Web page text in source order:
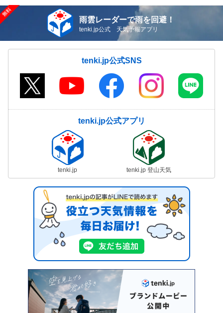
雨雲レーダーで雨を回避！
tenki.jp公式 天気予報アプリ
tenki.jp公式SNS
tenki.jp公式アプリ
tenki.jp tenki.jp 登山天気